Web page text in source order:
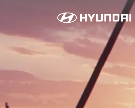
모
빌
리